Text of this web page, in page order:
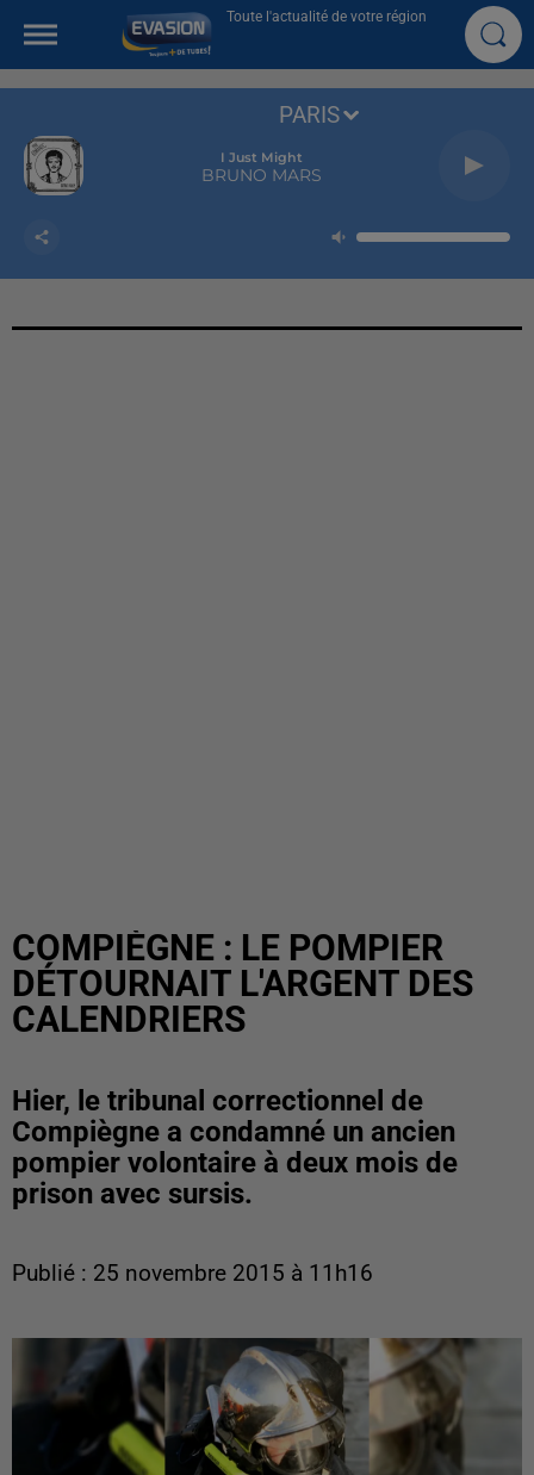
Toute l'actualité de votre région
I Just Might
BRUNO MARS
PARIS
COMPIÈGNE : LE POMPIER
DÉTOURNAIT L'ARGENT DES
CALENDRIERS
Hier, le tribunal correctionnel de
Compiègne a condamné un ancien
pompier volontaire à deux mois de
prison avec sursis.
Publié : 25 novembre 2015 à 11h16